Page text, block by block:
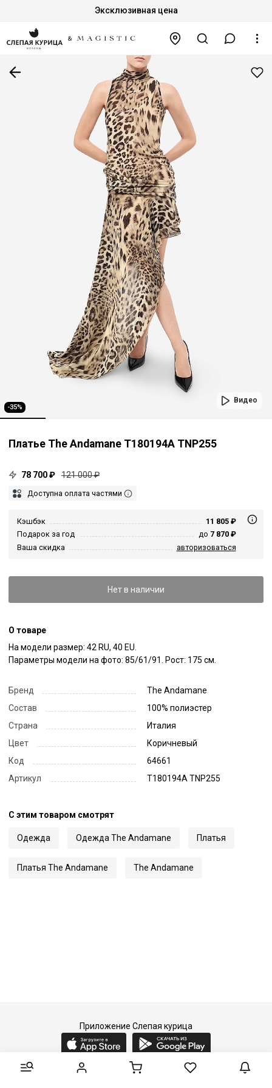
Эксклюзивная цена
-35%
Видео
Платье The Andamane T180194A TNP255
78 700 ₽ 121 000 ₽
Доступна оплата частями
Кэшбэк
11 805 ₽
Подарок за год
до 7 870 ₽
Ваша скидка
авторизоваться
Нет в наличии
О товаре
На модели размер: 42 RU, 40 EU.
Параметры модели на фото: 85/61/91. Рост: 175 см.
Бренд
The Andamane
Состав
100% полиэстер
Страна
Италия
Цвет
Коричневый
Код
64661
Артикул
T180194A TNP255
С этим товаром смотрят
Одежда Одежда The Andamane Платья
Платья The Andamane The Andamane
Приложение Слепая курица
2015-2026 © Слепая курица - fashion concept store.